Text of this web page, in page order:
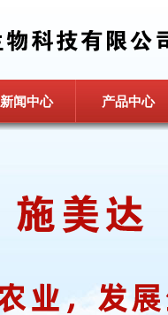
新闻中心 产品中心